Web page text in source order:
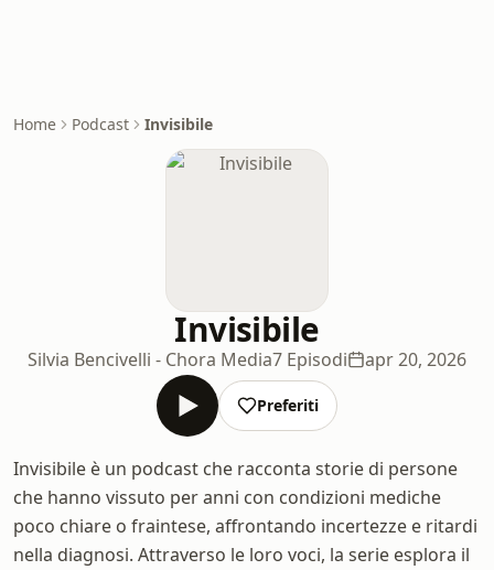
Home Podcast Invisibile
Invisibile
Silvia Bencivelli - Chora Media7 Episodi apr 20, 2026
Preferiti
Invisibile è un podcast che racconta storie di persone
che hanno vissuto per anni con condizioni mediche
poco chiare o fraintese, affrontando incertezze e ritardi
nella diagnosi. Attraverso le loro voci, la serie esplora il